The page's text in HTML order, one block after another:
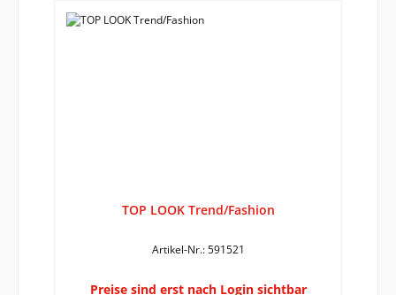
TOP LOOK Trend/Fashion
Artikel-Nr.: 591521
Preise sind erst nach Login sichtbar